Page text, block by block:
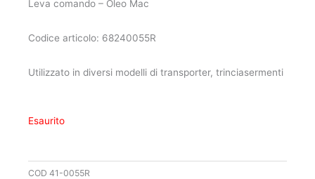
Leva comando – Oleo Mac
Codice articolo: 68240055R
Utilizzato in diversi modelli di transporter, trinciasermenti
Esaurito
COD 41-0055R